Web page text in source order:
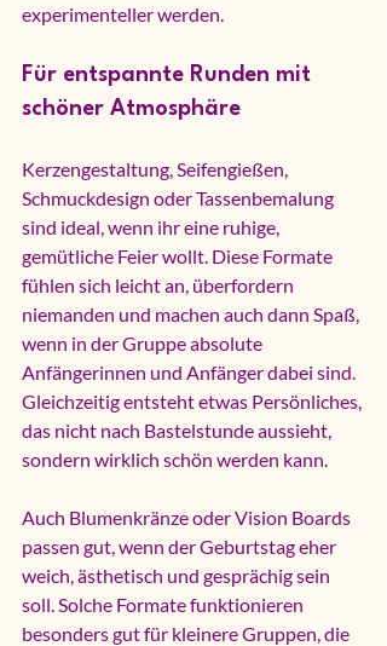
experimenteller werden.
Für entspannte Runden mit
schöner Atmosphäre
Kerzengestaltung , Seifengießen,
Schmuckdesign oder Tassenbemalung
sind ideal, wenn ihr eine ruhige,
gemütliche Feier wollt. Diese Formate
fühlen sich leicht an, überfordern
niemanden und machen auch dann Spaß,
wenn in der Gruppe absolute
Anfängerinnen und Anfänger dabei sind.
Gleichzeitig entsteht etwas Persönliches,
das nicht nach Bastelstunde aussieht,
sondern wirklich schön werden kann.
Auch Blumenkränze oder Vision Boards
passen gut, wenn der Geburtstag eher
weich, ästhetisch und gesprächig sein
soll. Solche Formate funktionieren
besonders gut für kleinere Gruppen, die